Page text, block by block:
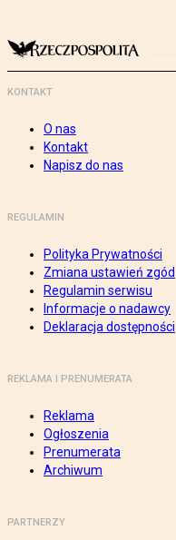
KONTAKT
O nas
Kontakt
Napisz do nas
REGULAMIN
Polityka Prywatności
Zmiana ustawień zgód
Regulamin serwisu
Informacje o nadawcy
Deklaracja dostępności
REKLAMA I PRENUMERATA
Reklama
Ogłoszenia
Prenumerata
Archiwum
PARTNERZY